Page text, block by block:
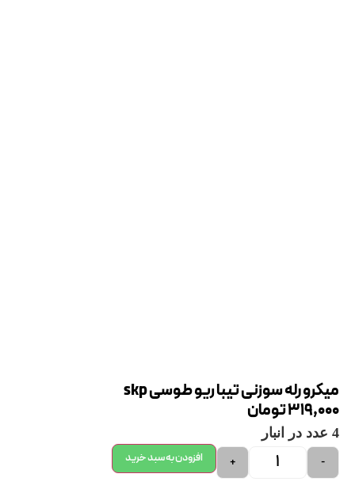
میکرو رله سوزنی تیبا ریو طوسی skp
319,000تومان
4 عدد در انبار
-
+ افزودن به سبد خرید